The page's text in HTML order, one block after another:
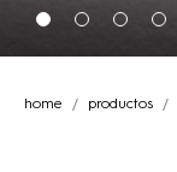
home productos